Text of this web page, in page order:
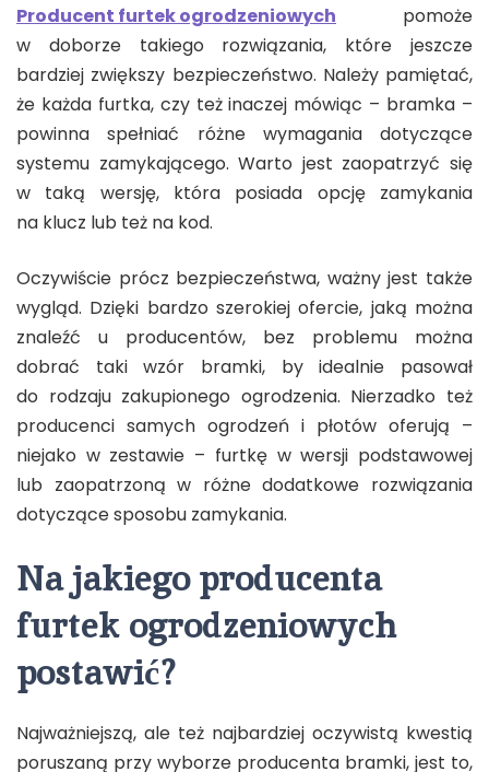
Producent furtek ogrodzeniowych pomoże
w doborze takiego rozwiązania, które jeszcze
bardziej zwiększy bezpieczeństwo. Należy pamiętać,
że każda furtka, czy też inaczej mówiąc – bramka –
powinna spełniać różne wymagania dotyczące
systemu zamykającego. Warto jest zaopatrzyć się
w taką wersję, która posiada opcję zamykania
na klucz lub też na kod.
Oczywiście prócz bezpieczeństwa, ważny jest także
wygląd. Dzięki bardzo szerokiej ofercie, jaką można
znaleźć u producentów, bez problemu można
dobrać taki wzór bramki, by idealnie pasował
do rodzaju zakupionego ogrodzenia. Nierzadko też
producenci samych ogrodzeń i płotów oferują –
niejako w zestawie – furtkę w wersji podstawowej
lub zaopatrzoną w różne dodatkowe rozwiązania
dotyczące sposobu zamykania.
Na jakiego producenta
furtek ogrodzeniowych
postawić?
Najważniejszą, ale też najbardziej oczywistą kwestią
poruszaną przy wyborze producenta bramki, jest to,